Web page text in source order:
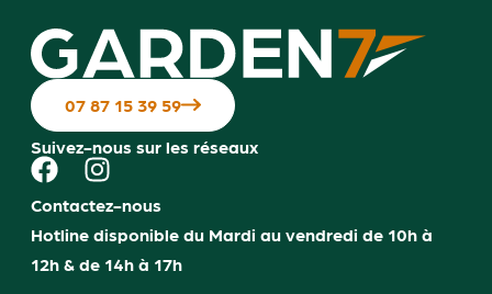
07 87 15 39 59
Suivez-nous sur les réseaux
Contactez-nous
Hotline disponible du Mardi au vendredi de 10h à
12h & de 14h à 17h